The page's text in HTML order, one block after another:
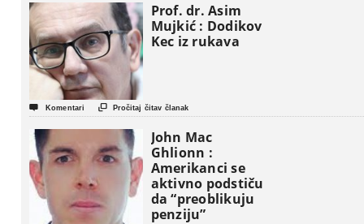
Prof. dr. Asim
Mujkić : Dodikov
Kec iz rukava
 Komentari  Pročitaj čitav članak
John Mac
Ghlionn :
Amerikanci se
aktivno podstiču
da “preoblikuju
penziju”